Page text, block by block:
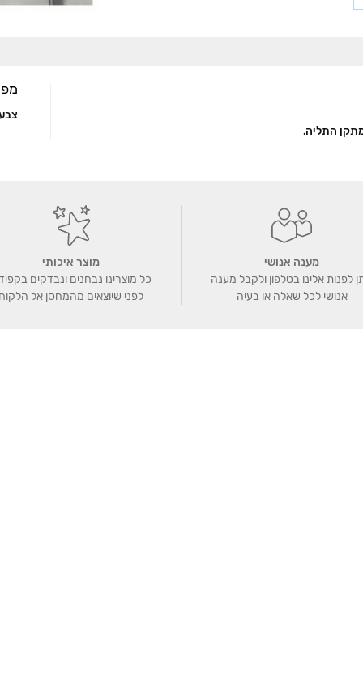
התליה.
מענה אנושי
לפנות אלינו בטלפון ולקבל מענה
אנושי לכל שאלה או בעיה
מוצר איכותי
כל מוצרינו נבחנים ונבדקים
לפני שיוצאים מהמחסן אל